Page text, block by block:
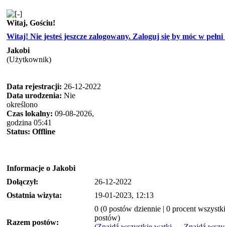
Witaj, Gościu!
Witaj! Nie jesteś jeszcze zalogowany. Zaloguj się by móc w
Jakobi
(Użytkownik)
Data rejestracji: 26-12-2022
Data urodzenia: Nie
określono
Czas lokalny: 09-08-2026,
godzina 05:41
Status: Offline
Informacje o Jakobi
Dołączył:
26-12-2022
Ostatnia wizyta:
19-01-2023, 12:13
Razem postów:
0 (0 postów dziennie | 0 procent
postów)